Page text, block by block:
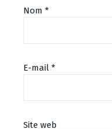
Nom *
E-mail *
Site web